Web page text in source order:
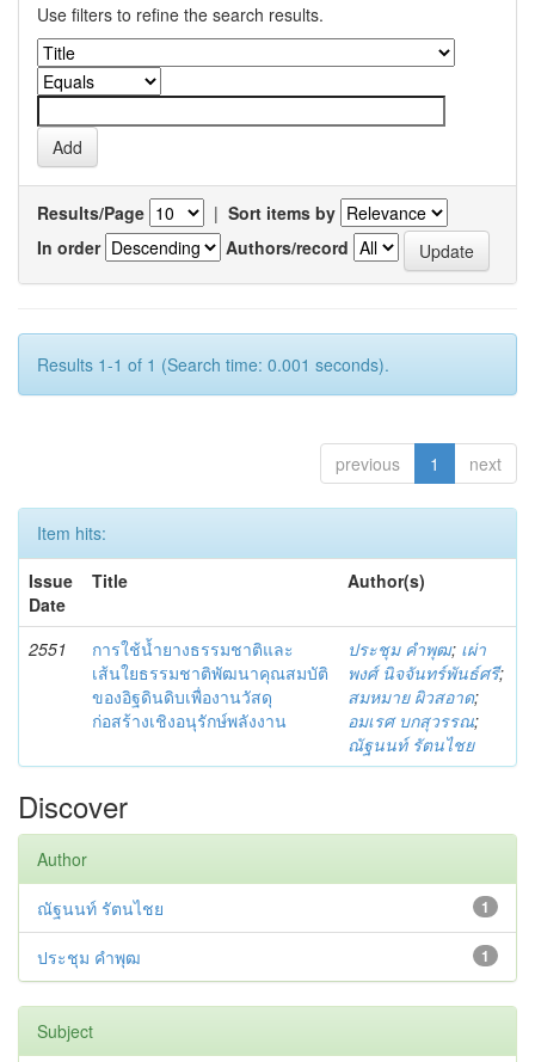
Use filters to refine the search results.
Results/Page | Sort items by
In order
Authors/record
Results 1-1 of 1 (Search time: 0.001 seconds).
previous 1 next
Item hits:
Issue
Date
Title Author(s)
2551
การใช้น้ำยางธรรมชาติและ
เส้นใยธรรมชาติพัฒนาคุณสมบัติ
ของอิฐดินดิบเพื่องานวัสดุ
ก่อสร้างเชิงอนุรักษ์พลังงาน
ประชุม คำพุฒ; เผ่า
พงศ์ นิจจันทร์พันธ์ศรี;
สมหมาย ผิวสอาด;
อมเรศ บกสุวรรณ;
ณัฐนนท์ รัตนไชย
Discover
Author
1
ณัฐนนท์ รัตนไชย
1
ประชุม คำพุฒ
Subject